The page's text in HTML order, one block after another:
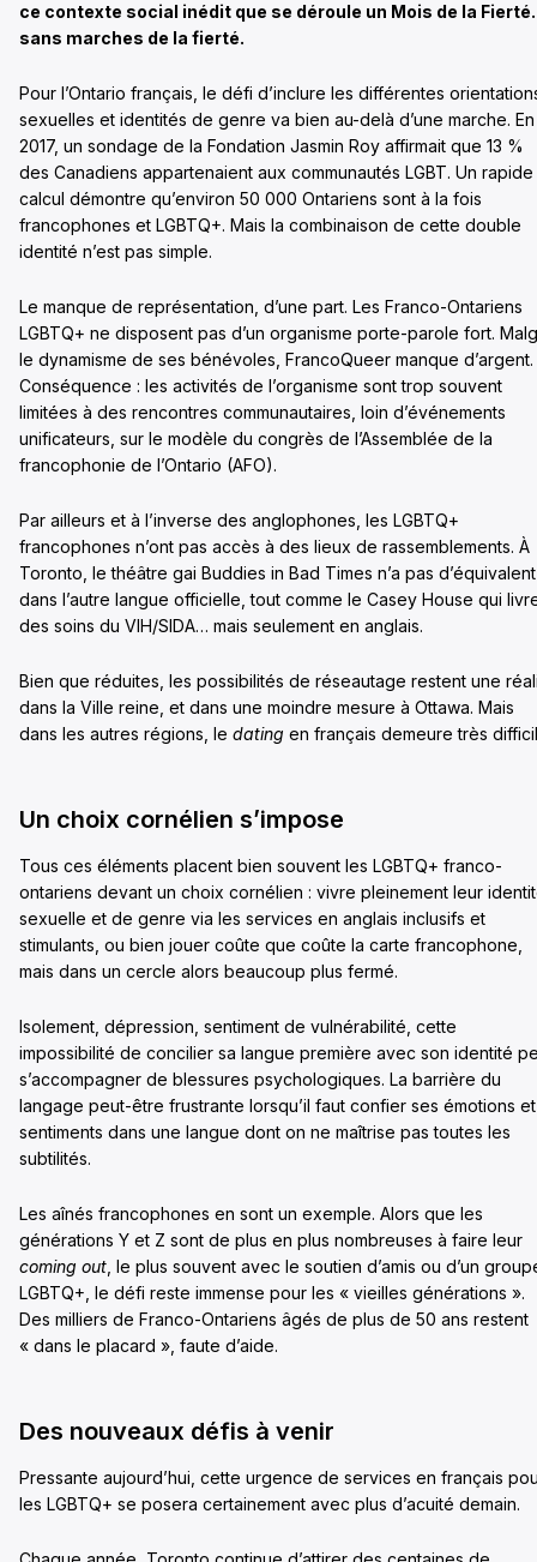
ce contexte social inédit que se déroule un Mois de la
sans marches de la fierté.
Pour l’Ontario français, le défi d’inclure les différentes
sexuelles et identités de genre va bien au-delà d’une marche. En
2017, un sondage de la Fondation Jasmin Roy affirmait que 13 %
des Canadiens appartenaient aux communautés LGBT. Un rapide
calcul démontre qu’environ 50 000 Ontariens sont à la fois
francophones et LGBTQ+. Mais la combinaison de cette double
identité n’est pas simple.
Le manque de représentation, d’une part. Les Franco-Ontariens
LGBTQ+ ne disposent pas d’un organisme porte-parole fort.
le dynamisme de ses bénévoles, FrancoQueer manque d’argent.
Conséquence : les activités de l’organisme sont trop souvent
limitées à des rencontres communautaires, loin d’événements
unificateurs, sur le modèle du congrès de l’Assemblée de la
francophonie de l’Ontario (AFO).
Par ailleurs et à l’inverse des anglophones, les LGBTQ+
francophones n’ont pas accès à des lieux de rassemblements. À
Toronto, le théâtre gai Buddies in Bad Times n’a pas d’équivalent
dans l’autre langue officielle, tout comme le Casey House qui
des soins du VIH/SIDA… mais seulement en anglais.
Bien que réduites, les possibilités de réseautage restent une
dans la Ville reine, et dans une moindre mesure à Ottawa. Mais
dans les autres régions, le dating en français demeure très
Un choix cornélien s’impose
Tous ces éléments placent bien souvent les LGBTQ+ franco-
ontariens devant un choix cornélien : vivre pleinement leur
sexuelle et de genre via les services en anglais inclusifs et
stimulants, ou bien jouer coûte que coûte la carte francophone,
mais dans un cercle alors beaucoup plus fermé.
Isolement, dépression, sentiment de vulnérabilité, cette
impossibilité de concilier sa langue première avec son identité
s’accompagner de blessures psychologiques. La barrière du
langage peut-être frustrante lorsqu’il faut confier ses émotions et
sentiments dans une langue dont on ne maîtrise pas toutes les
subtilités.
Les aînés francophones en sont un exemple. Alors que les
générations Y et Z sont de plus en plus nombreuses à faire leur
coming out , le plus souvent avec le soutien d’amis ou d’un
LGBTQ+, le défi reste immense pour les « vieilles générations ».
Des milliers de Franco-Ontariens âgés de plus de 50 ans restent
« dans le placard », faute d’aide.
Des nouveaux défis à venir
Pressante aujourd’hui, cette urgence de services en français
les LGBTQ+ se posera certainement avec plus d’acuité demain.